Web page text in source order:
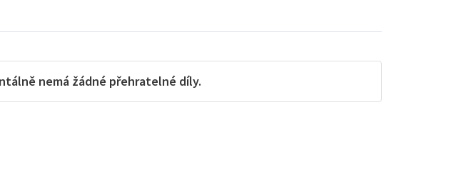
nemá žádné přehratelné díly.